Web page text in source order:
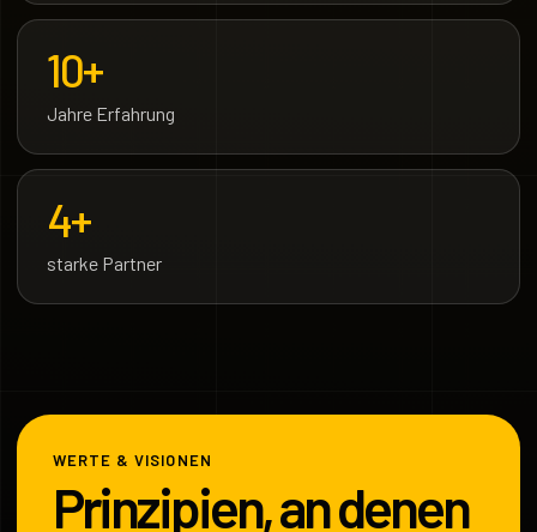
10+
Jahre Erfahrung
4+
starke Partner
WERTE & VISIONEN
Prinzipien, an denen